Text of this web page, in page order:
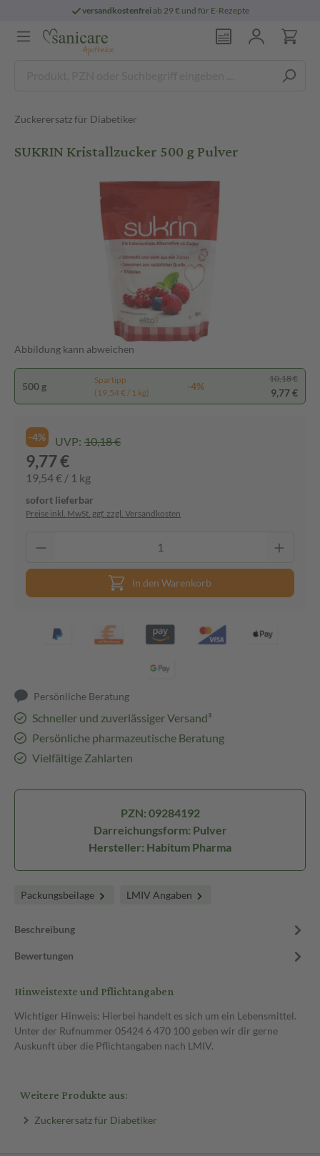
versandkostenfreiab 29 € und für E-Rezepte
Zuckerersatz für Diabetiker
SUKRIN Kristallzucker 500 g Pulver
Abbildung kann abweichen
500 g
Spartipp
(19,54 € / 1 kg)
-4%
10,18 €
9,77 €
-4% UVP: 10,18 €
9,77 €
19,54 € / 1 kg
sofort lieferbar
Preise inkl. MwSt. ggf. zzgl. Versandkosten
In den Warenkorb
Persönliche Beratung
Schneller und zuverlässiger Versand³
Persönliche pharmazeutische Beratung
Vielfältige Zahlarten
PZN: 09284192
Darreichungsform: Pulver
Hersteller: Habitum Pharma
Packungsbeilage LMIV Angaben
Beschreibung
Bewertungen
Hinweistexte und Pflichtangaben
Wichtiger Hinweis: Hierbei handelt es sich um ein Lebensmittel.
Unter der Rufnummer 05424 6 470 100 geben wir dir gerne
Auskunft über die Pflichtangaben nach LMIV.
Weitere Produkte aus:
Zuckerersatz für Diabetiker